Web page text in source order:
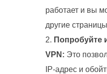
работает и вы
другие
Попробуйте
VPN: Это
IP-адрес и